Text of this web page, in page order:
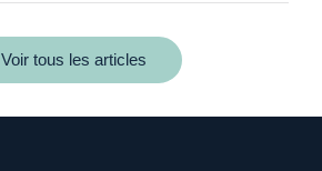
Voir tous les articles